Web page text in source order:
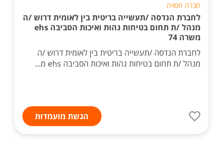
חברה חסויה
לחברת הנדסה /תעשייה בריטית בין לאומית דרוש /ה
מנהל /ת תחום בטיחות גהות ואיכות הסביבה ehs
משרה 74
לחברת הנדסה /תעשייה בריטית בין לאומית דרוש /ה
מנהל /ת תחום בטיחות גהות ואיכות הסביבה ehs מ...
הגשת מועמדות